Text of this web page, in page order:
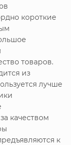
короткие
товаров.
из
лучше
качеством
к